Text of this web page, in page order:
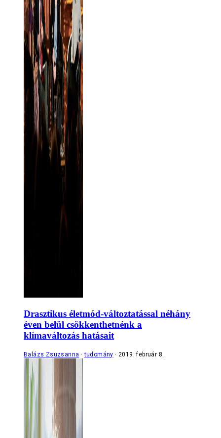
Drasztikus életmód-változtatással néhány
éven belül csökkenthetnénk a
klímaváltozás hatásait
Balázs Zsuzsanna tudomány 2019. február 8.